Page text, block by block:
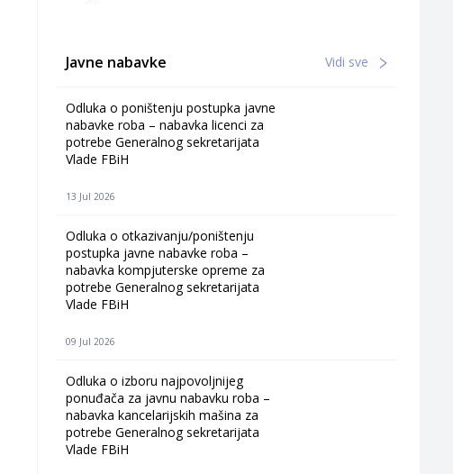
Javne nabavke Vidi sve
Odluka o poništenju postupka javne
nabavke roba – nabavka licenci za
potrebe Generalnog sekretarijata
Vlade FBiH
13 Jul 2026
Odluka o otkazivanju/poništenju
postupka javne nabavke roba –
nabavka kompjuterske opreme za
potrebe Generalnog sekretarijata
Vlade FBiH
09 Jul 2026
Odluka o izboru najpovoljnijeg
ponuđača za javnu nabavku roba –
nabavka kancelarijskih mašina za
potrebe Generalnog sekretarijata
Vlade FBiH